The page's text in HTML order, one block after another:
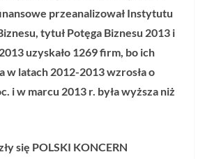
przeanalizował Instytutu
tytuł Potęga Biznesu 2013 i
uzyskało 1269 firm, bo ich
latach 2012-2013 wzrosła o
i w marcu 2013 r. była wyższa niż
się POLSKI KONCERN